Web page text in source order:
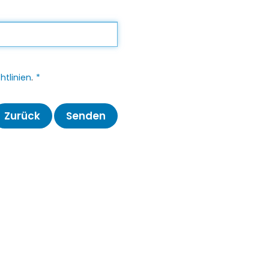
.
Zurück Senden